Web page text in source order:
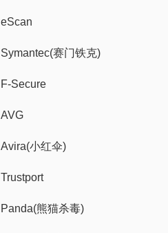
eScan
Symantec(赛门铁克)
F-Secure
AVG
Avira(小红伞)
Trustport
Panda(熊猫杀毒)